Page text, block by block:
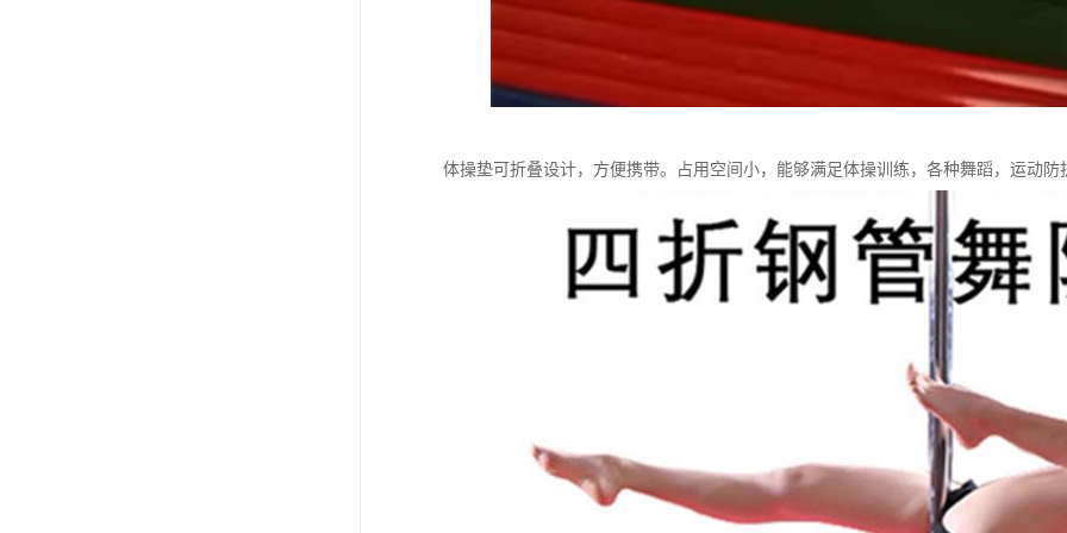
体操垫可折叠设计，方便携带。占用空间小，能够满足体操训练，各种舞蹈，运动防